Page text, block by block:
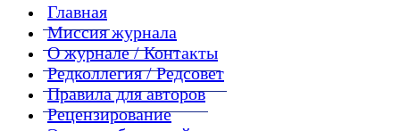
Главная
Миссия журнала
О журнале / Контакты
Редколлегия / Редсовет
Правила для авторов
Рецензирование